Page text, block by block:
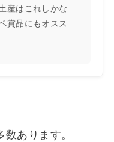
産はこれしかな
賞品にもオスス
あります。